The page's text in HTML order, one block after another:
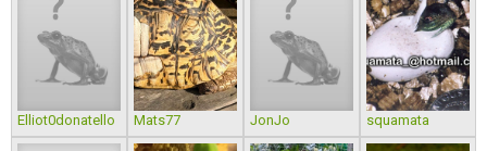
Elliot0donatello Mats77 JonJo squamata